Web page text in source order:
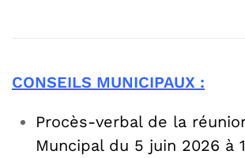
CONSEILS MUNICIPAUX :
Procès-verbal de la
Muncipal du 5 juin 2026 à